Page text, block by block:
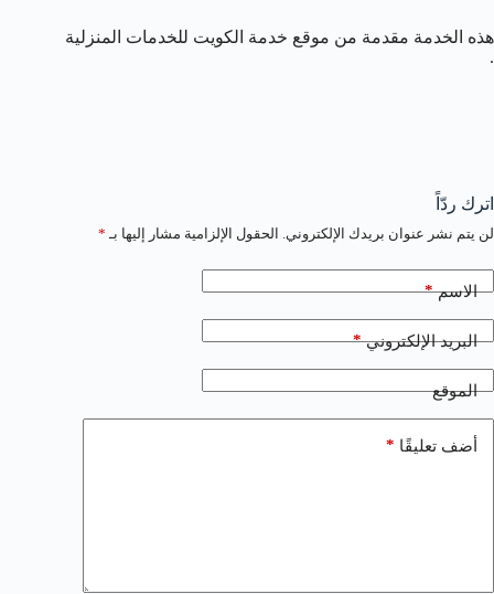
هذه الخدمة مقدمة من موقع خدمة الكويت للخدمات المنزلية
.
اترك ردّاً
لن يتم نشر عنوان بريدك الإلكتروني. الحقول الإلزامية مشار إليها بـ *
الاسم*
البريد الإلكتروني*
الموقع
أضف تعليقًا *